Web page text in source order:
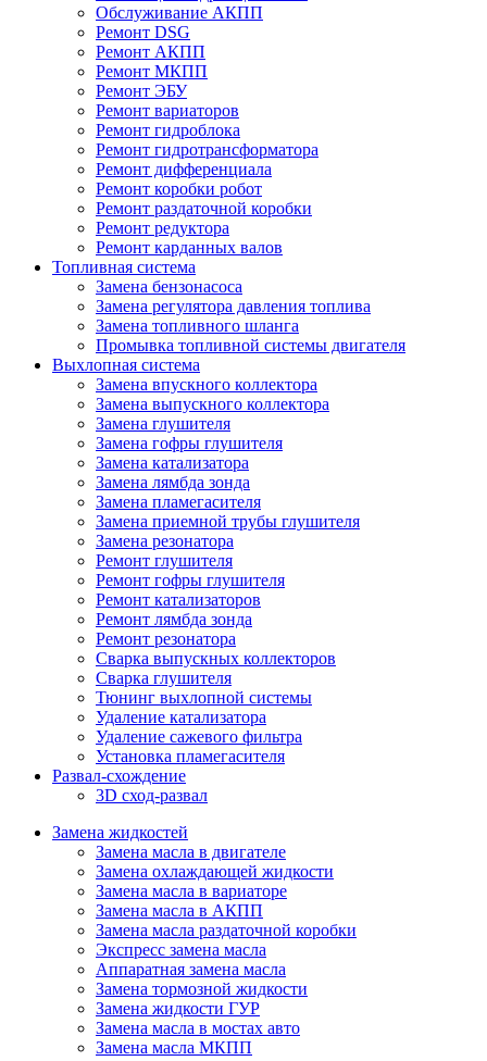
Обслуживание АКПП
Ремонт DSG
Ремонт АКПП
Ремонт МКПП
Ремонт ЭБУ
Ремонт вариаторов
Ремонт гидроблока
Ремонт гидротрансформатора
Ремонт дифференциала
Ремонт коробки робот
Ремонт раздаточной коробки
Ремонт редуктора
Ремонт карданных валов
Топливная система
Замена бензонасоса
Замена регулятора давления топлива
Замена топливного шланга
Промывка топливной системы двигателя
Выхлопная система
Замена впускного коллектора
Замена выпускного коллектора
Замена глушителя
Замена гофры глушителя
Замена катализатора
Замена лямбда зонда
Замена пламегасителя
Замена приемной трубы глушителя
Замена резонатора
Ремонт глушителя
Ремонт гофры глушителя
Ремонт катализаторов
Ремонт лямбда зонда
Ремонт резонатора
Сварка выпускных коллекторов
Сварка глушителя
Тюнинг выхлопной системы
Удаление катализатора
Удаление сажевого фильтра
Установка пламегасителя
Развал-схождение
3D сход-развал
Замена жидкостей
Замена масла в двигателе
Замена охлаждающей жидкости
Замена масла в вариаторе
Замена масла в АКПП
Замена масла раздаточной коробки
Экспресс замена масла
Аппаратная замена масла
Замена тормозной жидкости
Замена жидкости ГУР
Замена масла в мостах авто
Замена масла МКПП